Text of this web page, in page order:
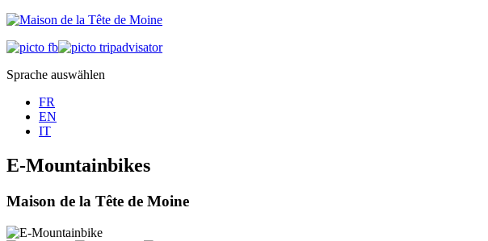
Sprache auswählen
FR
EN
IT
E-Mountainbikes
Maison de la Tête de Moine